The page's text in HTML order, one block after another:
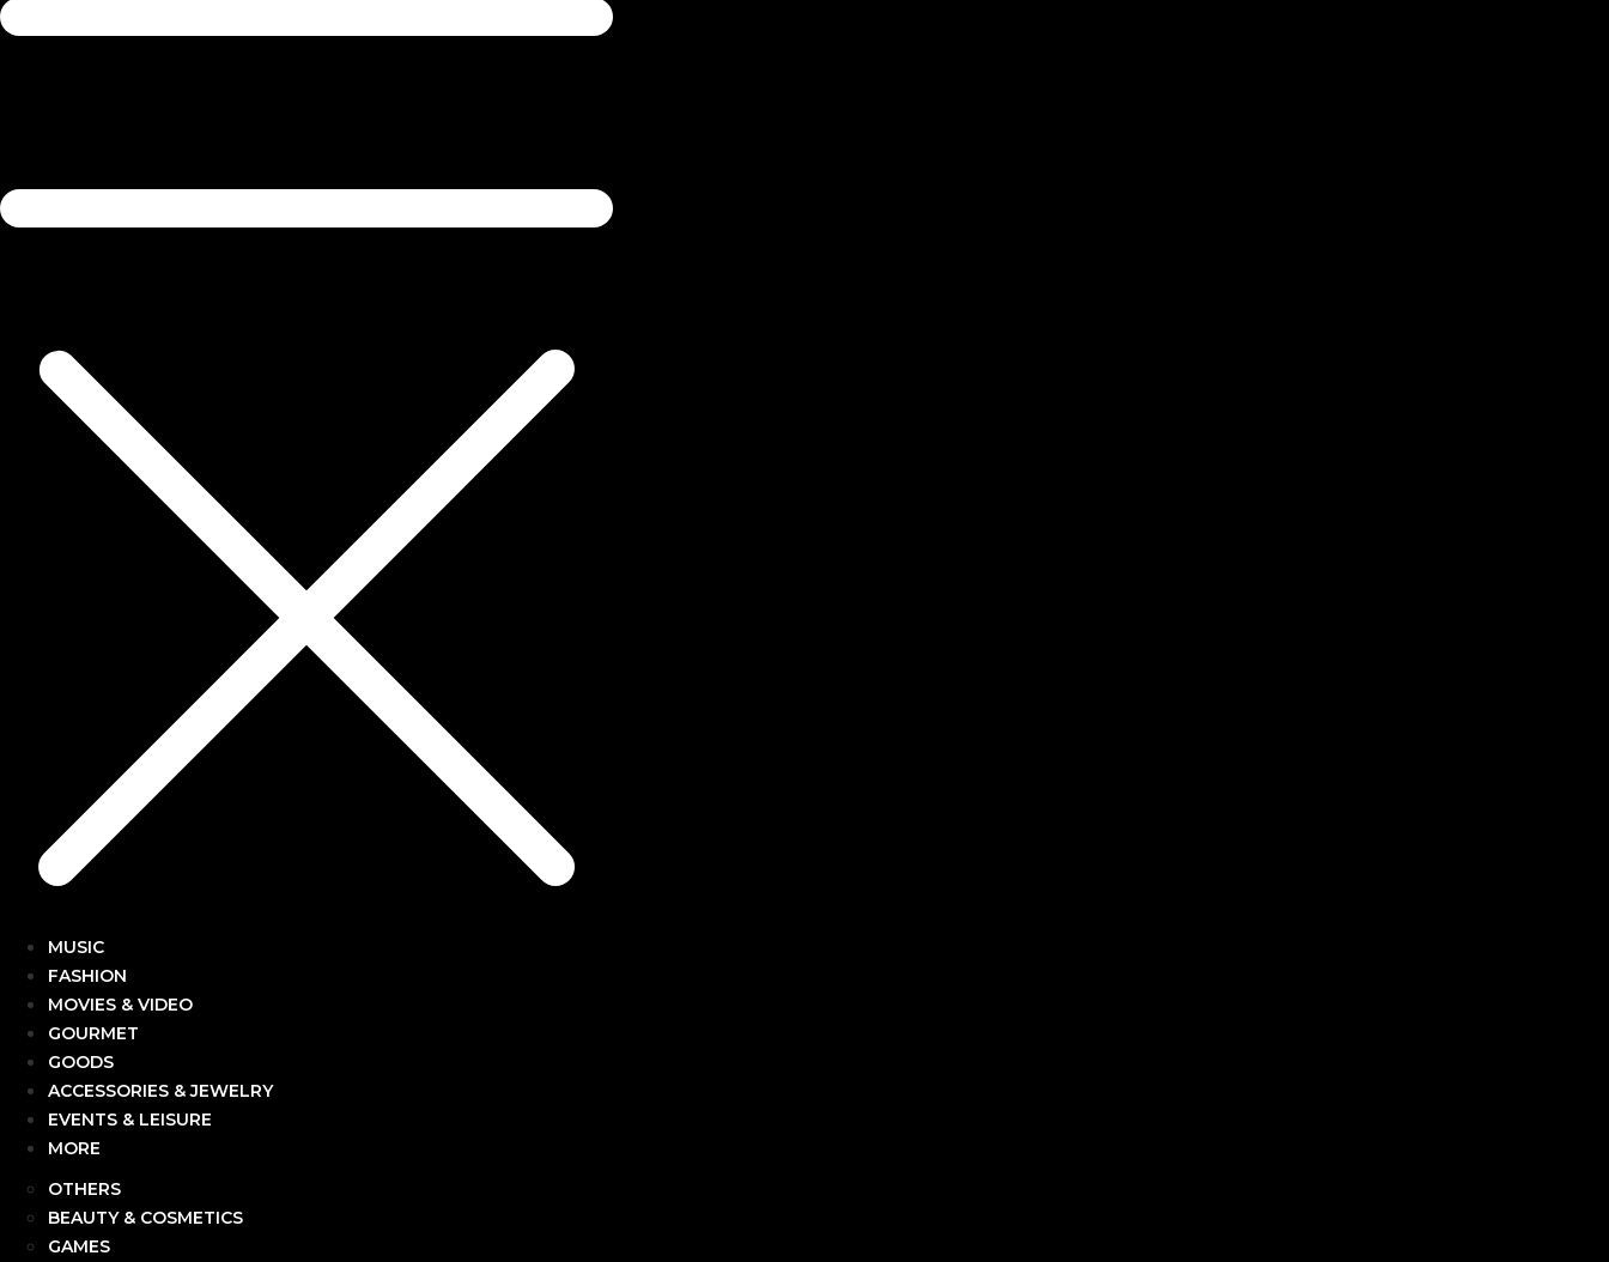
MUSIC
FASHION
MOVIES & VIDEO
GOURMET
GOODS
ACCESSORIES & JEWELRY
EVENTS & LEISURE
MORE
OTHERS
BEAUTY & COSMETICS
GAMES